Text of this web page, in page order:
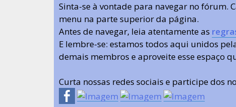
Sinta-se à vontade para navegar no fórum.
menu na parte superior da página.
Antes de navegar, leia atentamente as
E lembre-se: estamos todos aqui unidos
demais membros e aproveite esse espaço
Curta nossas redes sociais e participe dos